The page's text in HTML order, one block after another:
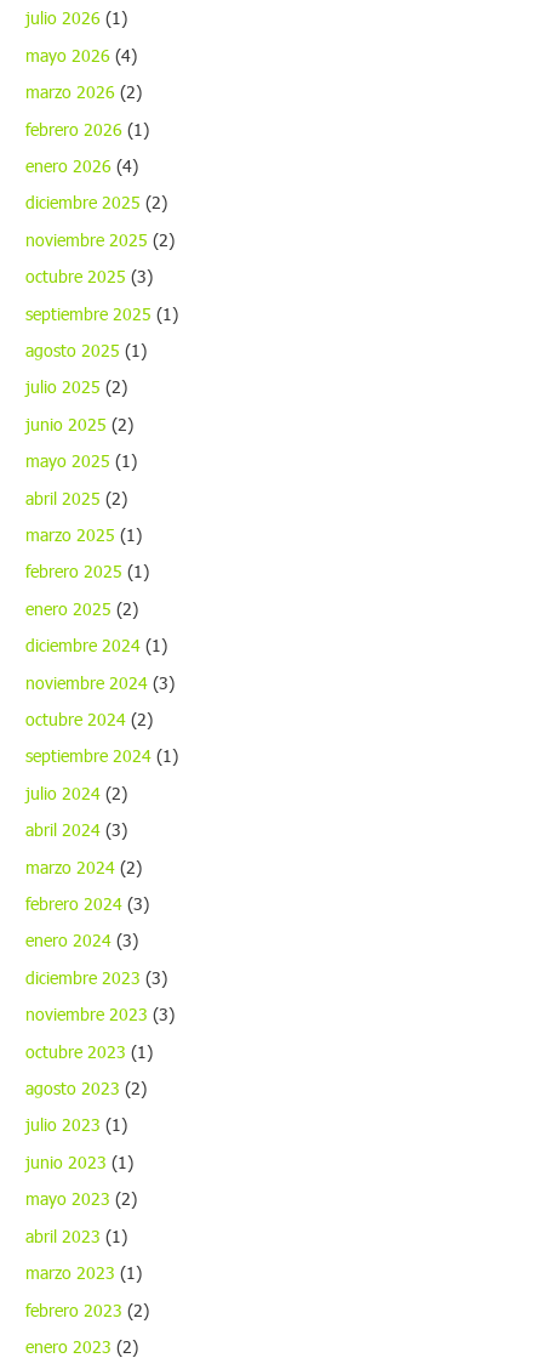
julio 2026 (1)
mayo 2026 (4)
marzo 2026 (2)
febrero 2026 (1)
enero 2026 (4)
diciembre 2025 (2)
noviembre 2025 (2)
octubre 2025 (3)
septiembre 2025 (1)
agosto 2025 (1)
julio 2025 (2)
junio 2025 (2)
mayo 2025 (1)
abril 2025 (2)
marzo 2025 (1)
febrero 2025 (1)
enero 2025 (2)
diciembre 2024 (1)
noviembre 2024 (3)
octubre 2024 (2)
septiembre 2024 (1)
julio 2024 (2)
abril 2024 (3)
marzo 2024 (2)
febrero 2024 (3)
enero 2024 (3)
diciembre 2023 (3)
noviembre 2023 (3)
octubre 2023 (1)
agosto 2023 (2)
julio 2023 (1)
junio 2023 (1)
mayo 2023 (2)
abril 2023 (1)
marzo 2023 (1)
febrero 2023 (2)
enero 2023 (2)